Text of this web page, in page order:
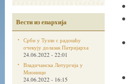
Вести из епархија
Срби у Тузли с радошћу
очекују долазак Патријарха
24.06.2022 - 22:01
Владичанска Литургија у
Мионици
24.06.2022 - 16:15